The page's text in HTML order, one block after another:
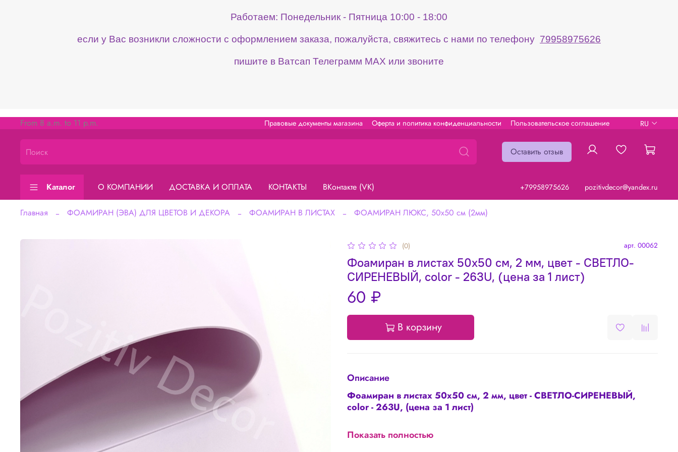
Работаем: Понедельник - Пятница 10:00 - 18:00
если у Вас возникли сложности с оформлением заказа, пожалуйста, свяжитесь с нами по телефону 79958975626
пишите в Ватсап Телеграмм МАХ или звоните
Правовые документы магазина Оферта и политика конфиденциальности Пользовательское соглашение
From 8 a.m. to 11 p.m. RU
Оставить отзыв
Каталог О КОМПАНИИ ДОСТАВКА И ОПЛАТА КОНТАКТЫ ВКонтакте (VK) +79958975626 pozitivdecor@yandex.ru
Главная ФОАМИРАН (ЭВА) ДЛЯ ЦВЕТОВ И ДЕКОРА ФОАМИРАН В ЛИСТАХ ФОАМИРАН ЛЮКС, 50х50 см (2мм)
(0) арт. 00062
Фоамиран в листах 50х50 см, 2 мм, цвет - СВЕТЛО-
СИРЕНЕВЫЙ, color - 263U, (цена за 1 лист)
60 ₽
В корзину
Описание
Фоамиран в листах 50х50 см, 2 мм, цвет - СВЕТЛО-СИРЕНЕВЫЙ,
color - 263U, (цена за 1 лист)
Показать полностью